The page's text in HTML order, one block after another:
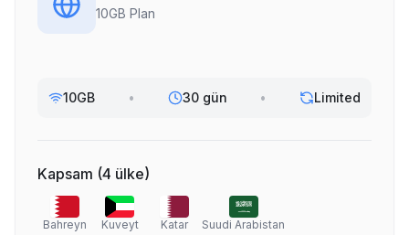
10GB Plan
10GB • 30 gün • Limited
Kapsam (4 ülke)
Bahreyn Kuveyt Katar Suudi Arabistan